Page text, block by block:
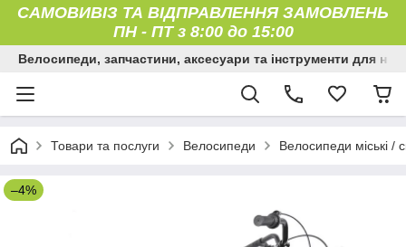
САМОВИВІЗ ТА ВІДПРАВЛЕННЯ ЗАМОВЛЕНЬ
ПН - ПТ з 8:00 до 15:00
Велосипеди, запчастини, аксесуари та інструменти для них
Товари та послуги Велосипеди Велосипеди міські /
–4%